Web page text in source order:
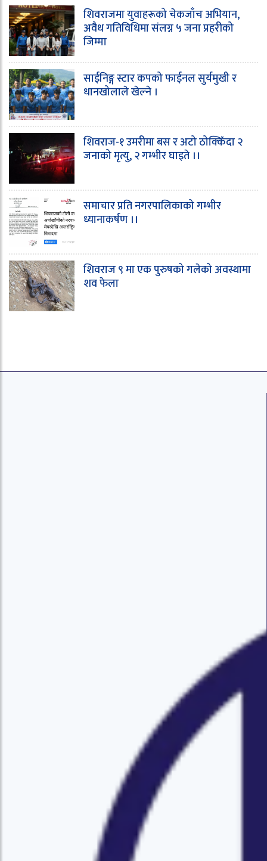
शिवराजमा युवाहरूको चेकजाँच अभियान,
अवैध गतिविधिमा संलग्न ५ जना प्रहरीको
जिम्मा
साईनिङ्ग स्टार कपको फाईनल सुर्यमुखी र
धानखोलाले खेल्ने ।
शिवराज-१ उमरीमा बस र अटो ठोक्किँदा २
जनाको मृत्यु, २ गम्भीर घाइते ।।
समाचार प्रति नगरपालिकाको गम्भीर
ध्यानाकर्षण ।।
शिवराज ९ मा एक पुरुषको गलेको अवस्थामा
शव फेला